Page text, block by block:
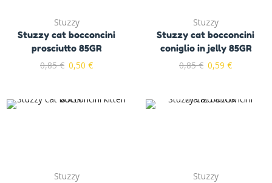
Stuzzy
Stuzzy cat bocconcini
prosciutto 85GR
0,85€ 0,50 €
Stuzzy
Stuzzy cat bocconcini
coniglio in jelly 85GR
0,85€ 0,59 €
Stuzzy Stuzzy